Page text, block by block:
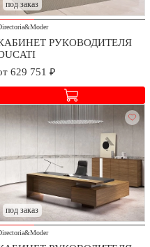
при заключении
расположения.
под заказ
РУКОВОДИТЕЛЯ
629 751 ₽
под заказ